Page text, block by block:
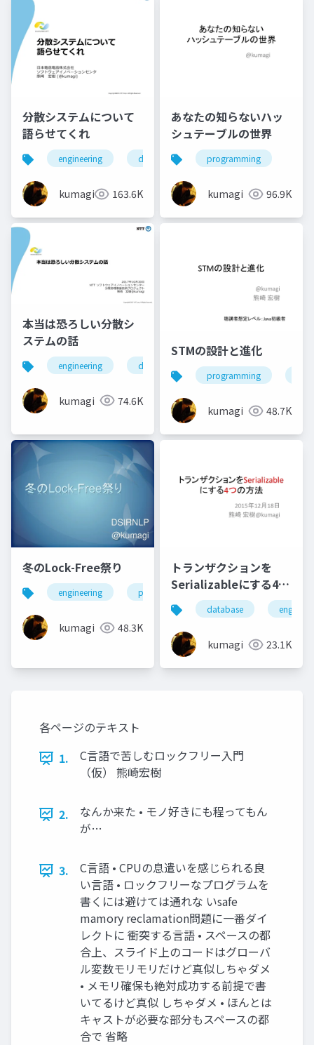
分散システムについて
語らせてくれ
engineering distributed system
kumagi 163.6K
あなたの知らないハッ
シュテーブルの世界
programming
kumagi 96.9K
本当は恐ろしい分散シ
ステムの話
engineering database big data
kumagi 74.6K
STMの設計と進化
programming
kumagi 48.7K
冬のLock-Free祭り
engineering programming
kumagi 48.3K
トランザクションを
Serializableにする4つ
の方法database
kumagi 23.1K
各ページのテキスト
1.
C言語で苦しむロックフリー入門
（仮） 熊崎宏樹
2.
なんか来た • モノ好きにも程ってもん
が…
3.
C言語 • CPUの息遣いを感じられる良
い言語 • ロックフリーなプログラムを
書くには避けては通れな いsafe
mamory reclamation問題に一番ダイ
レクトに 衝突する言語 • スペースの都
合上、スライド上のコードはグローバ
ル変数モリモリだけど真似しちゃダメ
• メモリ確保も絶対成功する前提で書
いてるけど真似 しちゃダメ • ほんとは
キャストが必要な部分もスペースの都
合で 省略